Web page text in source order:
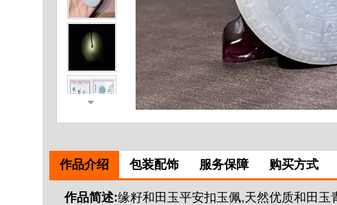
作品介绍 包装配饰 服务保障 购买方式
作品简述:缘籽和田玉平安扣玉佩,天然优质和田